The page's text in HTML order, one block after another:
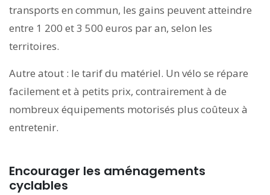
transports en commun, les gains peuvent atteindre
entre 1 200 et 3 500 euros par an, selon les
territoires.
Autre atout : le tarif du matériel. Un vélo se répare
facilement et à petits prix, contrairement à de
nombreux équipements motorisés plus coûteux à
entretenir.
Encourager les aménagements
cyclables